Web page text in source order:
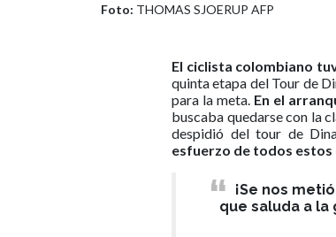
Foto: THOMAS SJOERUP AFP
El ciclista colombiano
quinta etapa del Tour de
para la meta. En el
buscaba quedarse con la
despidió del tour de
esfuerzo de todos estos
¡Se nos
que saluda a